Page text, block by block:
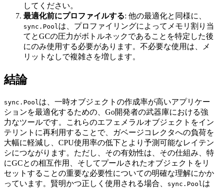
してください。
最適化前にプロファイルする: 他の最適化と同様に、
sync.Pool は、プロファイリングによってメモリ割り当
てとGCの圧力がボトルネックであることを特定した後
にのみ使用する必要があります。不必要な使用は、メ
リットなしで複雑さを増します。
結論
sync.Pool は、一時オブジェクトの作成率が高いアプリケー
ションを最適化するための、Go開発者の武器庫における強
力なツールです。これらのエフェメラルオブジェクトをイン
テリントに再利用することで、ガベージコレクタへの負荷を
大幅に軽減し、CPU使用率の低下とより予測可能なレイテン
シにつながります。ただし、その有効性は、その仕組み、特
にGCとの相互作用、そしてプールされたオブジェクトをリ
セットすることの重要な必要性についての明確な理解にかか
っています。賢明かつ正しく使用される場合、
sync.Pool は